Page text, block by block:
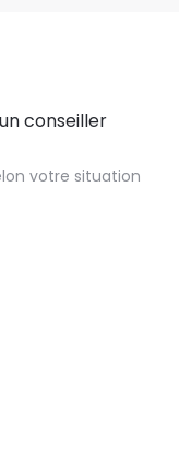
conseiller
votre situation